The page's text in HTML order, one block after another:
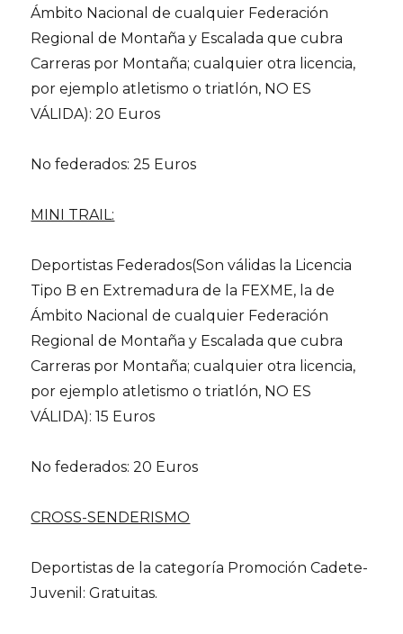
Ámbito Nacional de cualquier Federación
Regional de Montaña y Escalada que cubra
Carreras por Montaña; cualquier otra licencia,
por ejemplo atletismo o triatlón, NO ES
VÁLIDA): 20 Euros
No federados: 25 Euros
MINI TRAIL:
Deportistas Federados(Son válidas la Licencia
Tipo B en Extremadura de la FEXME, la de
Ámbito Nacional de cualquier Federación
Regional de Montaña y Escalada que cubra
Carreras por Montaña; cualquier otra licencia,
por ejemplo atletismo o triatlón, NO ES
VÁLIDA): 15 Euros
No federados: 20 Euros
CROSS-SENDERISMO
Deportistas de la categoría Promoción Cadete-
Juvenil: Gratuitas.